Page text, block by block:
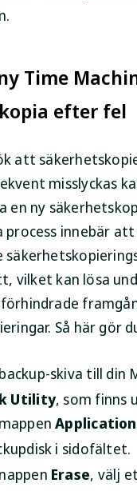
Time
efter fel
att
misslyckas
en ny
process innebär
vilket kan lösa
Så här gör
skiva till din
Utility, som finns
i sidofältet.
Erase, välj